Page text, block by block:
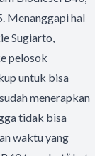
Menanggapi hal
Sugiarto,
pelosok
untuk bisa
menerapkan
tidak bisa
waktu yang